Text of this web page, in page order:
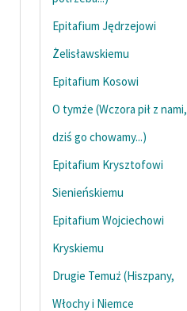
Epitafium Jędrzejowi
Żelisławskiemu
Epitafium Kosowi
O tymże (Wczora pił z
dziś go chowamy...)
Epitafium Krysztofowi
Sienieńskiemu
Epitafium Wojciechowi
Kryskiemu
Drugie Temuż (Hiszpany,
Włochy i Niemce